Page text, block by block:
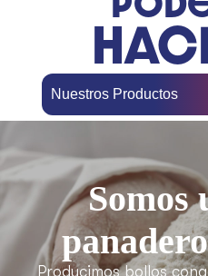
Nuestros Productos
Somos
Producimos bollos